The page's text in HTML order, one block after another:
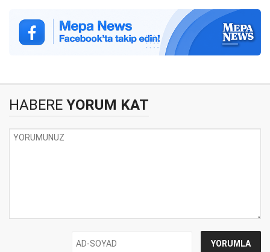
HABERE YORUM KAT